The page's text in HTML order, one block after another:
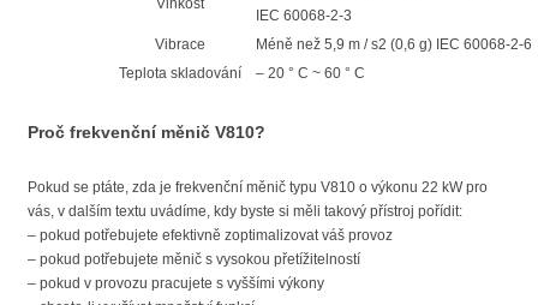
Vlhkost
IEC 60068-2-3
Vibrace
Méně než 5,9 m / s2 (0,6 g) IEC 60068-2-6
Teplota skladování
– 20 ° C ~ 60 ° C
Proč frekvenční měnič V810?
Pokud se ptáte, zda je frekvenční měnič typu V810 o výkonu 22 kW pro
vás, v dalším textu uvádíme, kdy byste si měli takový přístroj pořídit:
– pokud potřebujete efektivně zoptimalizovat váš provoz
– pokud potřebujete měnič s vysokou přetížitelností
– pokud v provozu pracujete s vyššími výkony